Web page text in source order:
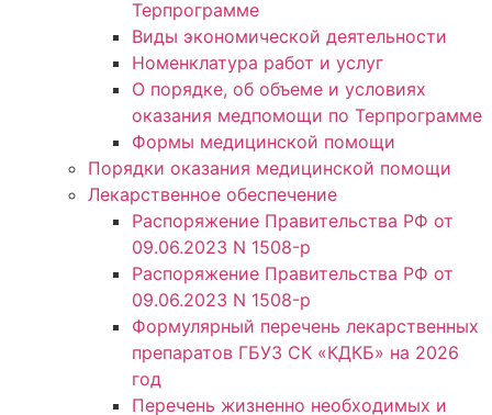
Терпрограмме
Виды экономической деятельности
Номенклатура работ и услуг
О порядке, об объеме и условиях
оказания медпомощи по Терпрограмме
Формы медицинской помощи
Порядки оказания медицинской помощи
Лекарственное обеспечение
Распоряжение Правительства РФ от
09.06.2023 N 1508-р
Распоряжение Правительства РФ от
09.06.2023 N 1508-р
Формулярный перечень лекарственных
препаратов ГБУЗ СК «КДКБ» на 2026
год
Перечень жизненно необходимых и